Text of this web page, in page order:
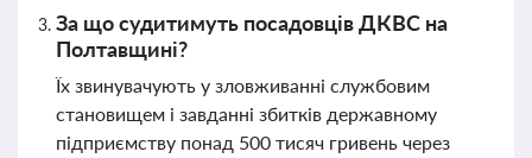
За що судитимуть посадовців ДКВС на
Полтавщині?
Їх звинувачують у зловживанні службовим
становищем і завданні збитків державному
підприємству понад 500 тисяч гривень через